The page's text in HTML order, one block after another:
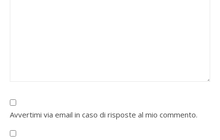
Avvertimi via email in caso di risposte al mio commento.